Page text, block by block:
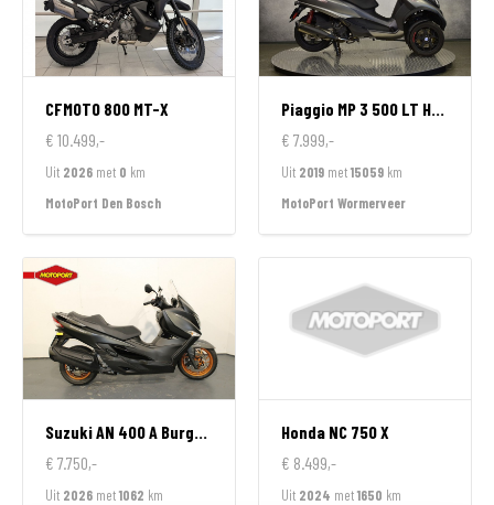
CFMOTO 800 MT-X
€ 10.499,-
Uit 2026 met 0 km
MotoPort Den Bosch
Piaggio MP 3 500 LT HPE SPORT
€ 7.999,-
Uit 2019 met15059 km
MotoPort Wormerveer
SuzukiAN 400 A Burgman
€ 7.750,-
Uit 2026 met1062 km
Honda NC 750 X
€ 8.499,-
Uit 2024 met1650 km